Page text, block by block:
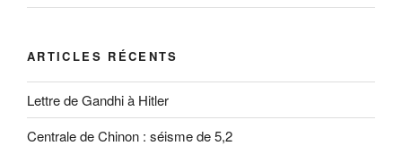
ARTICLES RÉCENTS
Lettre de Gandhi à Hitler
Centrale de Chinon : séisme de 5,2